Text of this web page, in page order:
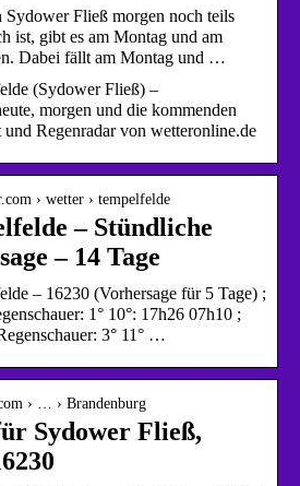
Sydower Fließ morgen noch teils
ist, gibt es am Montag und am
Dabei fällt am Montag und …
(Sydower Fließ) –
morgen und die kommenden
Regenradar von wetteronline.de
› wetter › tempelfelde
– Stündliche
– 14 Tage
– 16230 (Vorhersage für 5 Tage) ;
1° 10°: 17h26 07h10 ;
3° 11° …
› … › Brandenburg
Sydower Fließ,